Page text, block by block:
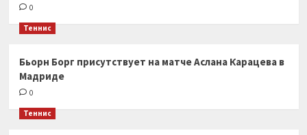
0
Теннис
Бьорн Борг присутствует на матче Аслана Карацева в
Мадриде
0
Теннис